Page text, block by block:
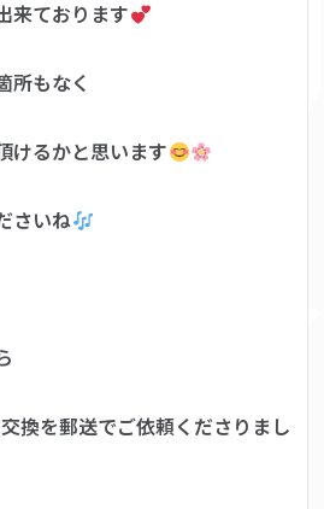
来ております
所もなく
けるかと思います
さいね
換を郵送でご依頼くださりまし